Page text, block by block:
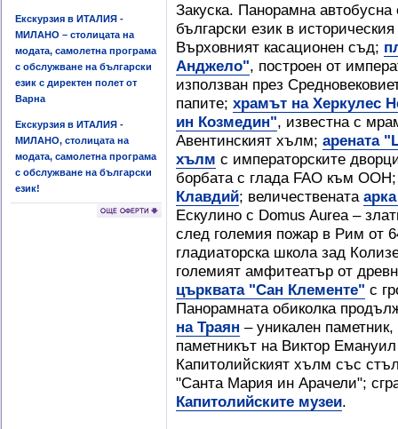
Екскурзия в ИТАЛИЯ -
МИЛАНО – столицата на
модата, самолетна програма
с обслужване на български
език с директен полет от
Варна
Екскурзия в ИТАЛИЯ -
МИЛАНО, столицата на
модата, самолетна програма
с обслужване на български
език!
Закуска. Панорамна автобусна
български език в
Върховният касационен съд;
Анджело", построен от
използван през
папите; храмът на Херкулес
ин Козмедин", известна с
Авентинският хълм; арената
хълм с императорските
борбата с глада FAO към
Клавдий; величествената
Ескулино с Domus Aurea –
след големия пожар в Рим от
гладиаторска школа зад
големият амфитеатър от
църквата "Сан Клементе" с
Панорамната обиколка
на Траян – уникален
паметникът на Виктор
Капитолийският хълм със
"Санта Мария ин Арачели";
Капитолийските музеи.